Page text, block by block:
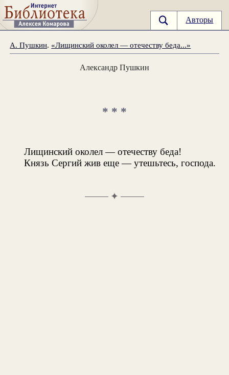
Авторы
А. Пушкин. «Лищинский околел — отечеству беда...»
Александр Пушкин
* * *
Лищинский околел — отечеству беда!
Князь Сергий жив еще — утешьтесь, господа.
✦